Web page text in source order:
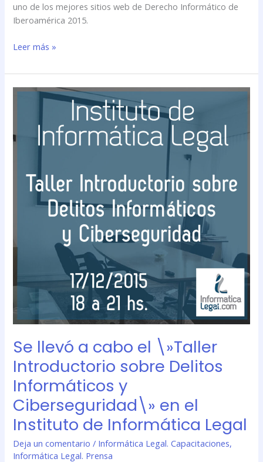
uno de los mejores sitios web de Derecho Informático de
Iberoamérica 2015.
Leer más »
Se llevó a cabo el \»Taller
Introductorio sobre Delitos
Informáticos y
Ciberseguridad\» en el
Instituto de Informática Legal
Deja un comentario / Informática Legal. Capacitaciones,
Informática Legal. Prensa
Se
cabo
Introductorio
sobre
Informáticos
Ciberseguridad\»
Instituto
Informática
Legal